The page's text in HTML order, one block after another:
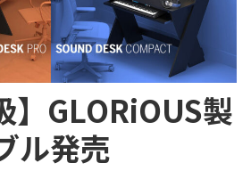
】GLORiOUS製
ル発売